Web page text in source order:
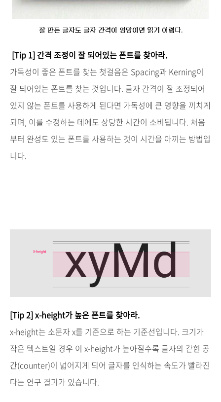
잘 만든 글자도 글자 간격이 엉망이면 읽기 어렵다.
[Tip 1] 간격 조정이 잘 되어있는폰트를 찾아라.
가독성이 좋은 폰트를 찾는 첫걸음은 Spacing과 Kerning이
잘 되어있는 폰트를 찾는 것입니다. 글자 간격이 잘 조정되어
있지 않는 폰트를 사용하게 된다면 가독성에 큰 영향을 끼치게
되며, 이를 수정하는 데에도 상당한 시간이 소비됩니다. 처음
부터 완성도 있는 폰트를 사용하는 것이 시간을 아끼는 방법입
니다.
[Tip 2] x-height가높은폰트를 찾아라.
x-height는 소문자x를 기준으로 하는 기준선입니다. 크기가
작은 텍스트일 경우 이 x-height가 높아질수록 글자의 갇힌 공
간(counter)이 넓어지게 되어 글자를 인식하는 속도가 빨라진
다는 연구 결과가 있습니다.